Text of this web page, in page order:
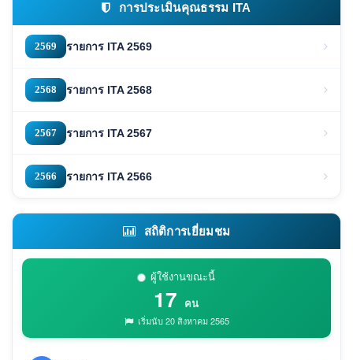
การประเมินคุณธรรม ITA
2569 รายการ ITA 2569
2568 รายการ ITA 2568
2567 รายการ ITA 2567
2566 รายการ ITA 2566
สถิติการเยี่ยมชม
ผู้ใช้งานขณะนี้
17 คน
เริ่มนับ 20 สิงหาคม 2565